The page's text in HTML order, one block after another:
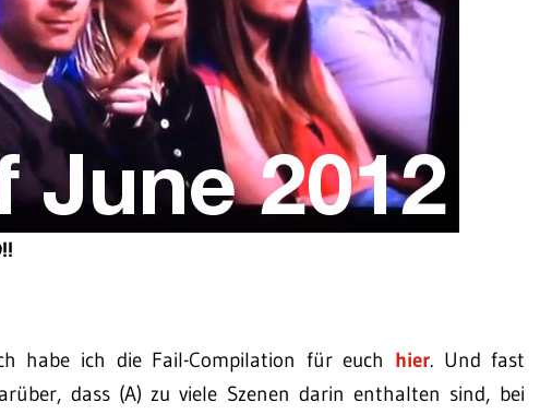
habe ich die Fail-Compilation für euch hier. Und fast
dass (A) zu viele Szenen darin enthalten sind, bei